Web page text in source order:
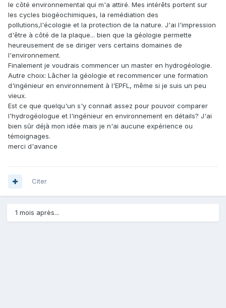
le côté environnemental qui m'a attiré. Mes intérêts portent sur
les cycles biogéochimiques, la remédiation des
pollutions,l'écologie et la protection de la nature. J'ai l'impression
d'être à côté de la plaque... bien que la géologie permette
heureusement de se diriger vers certains domaines de
l'environnement.
Finalement je voudrais commencer un master en hydrogéologie.
Autre choix: Lâcher la géologie et recommencer une formation
d'ingénieur en environnement à l'EPFL, même si je suis un peu
vieux.
Est ce que quelqu'un s'y connait assez pour pouvoir comparer
l'hydrogéologue et l'ingénieur en environnement en détails? J'ai
bien sûr déjà mon idée mais je n'ai aucune expérience ou
témoignages.
merci d'avance
Citer
1 mois après...